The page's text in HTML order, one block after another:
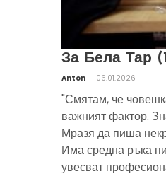
За Бела Тар
Anton 06.01.2026
"Смятам, че
важният фактор.
Мразя да пиша
Има средна ръка
увесват